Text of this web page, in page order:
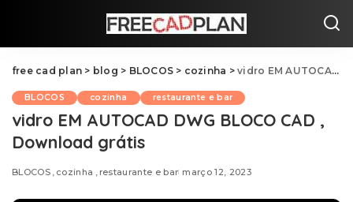
free cad plan > blog > BLOCOS > cozinha >vidro EM AUTOCAD DWG BLOCO CAD , Download grátis
BLOCOS cozinha restaurante e bar
vidro EM AUTOCAD DWG BLOCO CAD ,
Download grátis
BLOCOS cozinha restaurante e bar março 12, 2023